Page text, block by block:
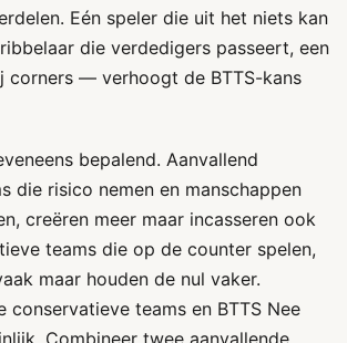
Eén speler die uit het niets kan
die verdedigers passeert, een
corners — verhoogt de BTTS-kans
bepalend. Aanvallend
die risico nemen en manschappen
creëren meer maar incasseren ook
teams die op de counter spelen,
maar houden de nul vaker.
conservatieve teams en BTTS Nee
Combineer twee aanvallende